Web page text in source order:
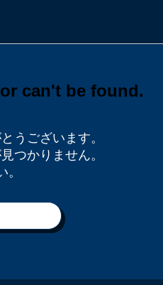
うございます。
つかりません。